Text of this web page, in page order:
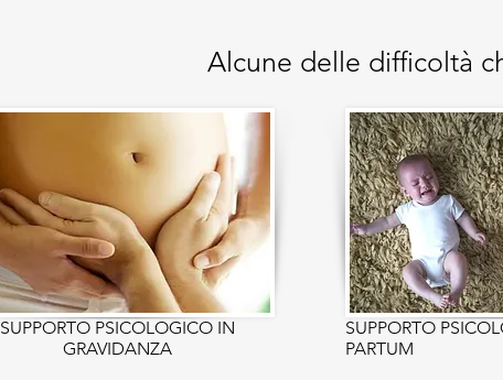
Alcune delle difficoltà
SUPPORTO PSICOLOGICO IN
GRAVIDANZA
SUPPORTO
PARTUM